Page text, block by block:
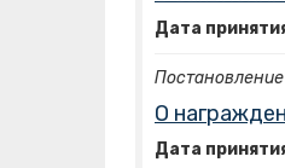
Дата
О
Дата